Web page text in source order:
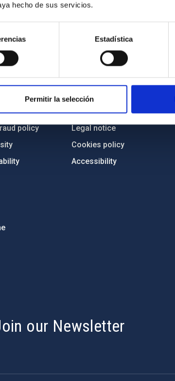
hecho de sus servicios.
Estadística
Permitir la selección
policy
Sitemap
Privacy policy
Legal notice
Cookies policy
Accessibility
our Newsletter